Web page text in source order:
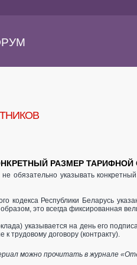
РАЗМЕР ТАРИФНОЙ
обязательно указывать
кодекса Республики Беларусь
это всегда фиксированная
указывается на день его
трудовому договору (контракту).
можно прочитать в журнале